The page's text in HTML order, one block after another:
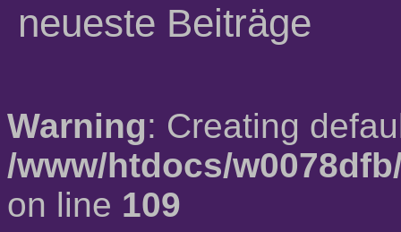
neueste Beiträge
Warning: Creating
/www/htdocs/
on line 109